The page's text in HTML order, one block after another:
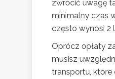
zwrócić uwagę
minimalny czas
często wynosi 2
Oprócz opłaty
musisz
transportu, które